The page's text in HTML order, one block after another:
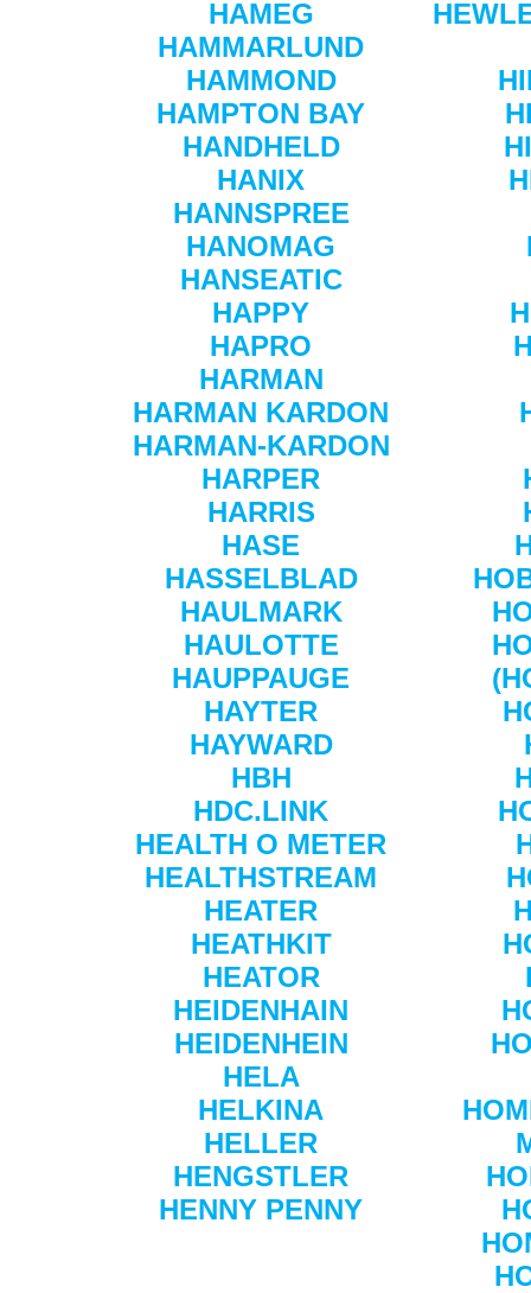
HAMEG
HAMMARLUND
HAMMOND
HAMPTON BAY
HANDHELD
HANIX
HANNSPREE
HANOMAG
HANSEATIC
HAPPY
HAPRO
HARMAN
HARMAN KARDON
HARMAN-KARDON
HARPER
HARRIS
HASE
HASSELBLAD
HAULMARK
HAULOTTE
HAUPPAUGE
HAYTER
HAYWARD
HBH
HDC.LINK
HEALTH O METER
HEALTHSTREAM
HEATER
HEATHKIT
HEATOR
HEIDENHAIN
HEIDENHEIN
HELA
HELKINA
HELLER
HENGSTLER
HENNY PENNY